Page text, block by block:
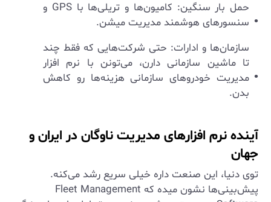
حمل بار سنگین: کامیون‌ها و تریلی‌ها با GPS و
سنسورهای هوشمند مدیریت میشن.
سازمان‌ها و ادارات: حتی شرکت‌هایی که فقط چند
تا ماشین سازمانی دارن، می‌تونن با نرم افزار
مدیریت خودروهای سازمانی هزینه‌ها رو کاهش
بدن.
آینده نرم افزارهای مدیریت ناوگان در ایران و
جهان
توی دنیا، این صنعت داره خیلی سریع رشد می‌کنه.
پیش‌بینی‌ها نشون میده که Fleet Management